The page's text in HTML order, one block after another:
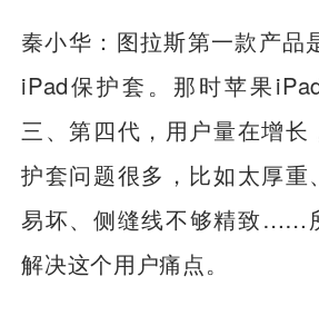
秦小华：图拉斯第一款产品
iPad保护套。那时苹果
三、第四代，用户量在增长
护套问题很多，比如太厚重
易坏、侧缝线不够精致……
解决这个用户痛点。